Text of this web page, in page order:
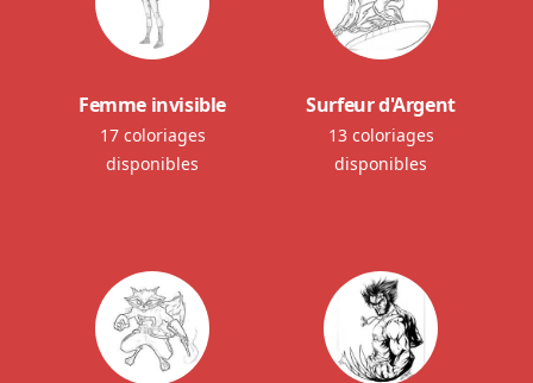
Femme invisible
17 coloriages
disponibles
Surfeur d'Argent
13 coloriages
disponibles